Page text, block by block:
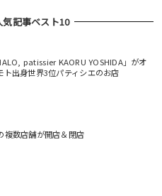
記事ベスト10
patissier KAORU YOSHIDA」がオ
ト出身世界3位パティシエのお店
複数店舗が開店＆閉店